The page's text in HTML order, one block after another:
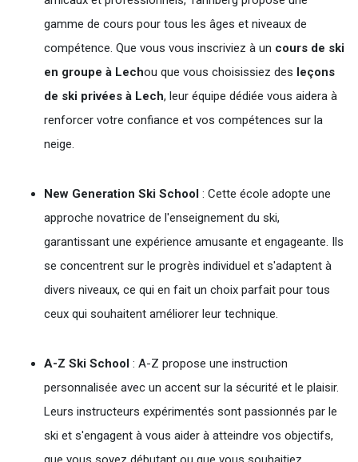
gamme de cours pour tous les âges et niveaux de
compétence. Que vous vous inscriviez à un cours de ski
en groupe à Lechou que vous choisissiez des leçons
de ski privées à Lech, leur équipe dédiée vous aidera à
renforcer votre confiance et vos compétences sur la
neige.
New Generation Ski School : Cette école adopte une
approche novatrice de l'enseignement du ski,
garantissant une expérience amusante et engageante. Ils
se concentrent sur le progrès individuel et s'adaptent à
divers niveaux, ce qui en fait un choix parfait pour tous
ceux qui souhaitent améliorer leur technique.
A-Z Ski School : A-Z propose une instruction
personnalisée avec un accent sur la sécurité et le plaisir.
Leurs instructeurs expérimentés sont passionnés par le
ski et s'engagent à vous aider à atteindre vos objectifs,